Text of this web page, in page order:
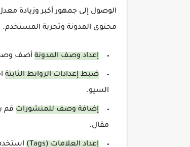
الوصول إلى جمهور أكبر وزيادة
محتوى المدونة وتجربة المستخدم.
إعداد وصف المدونة أضف
ضبط إعدادات الروابط الثابتة
السيو.
إضافة وصف للمنشورات قم
مقال.
إعداد العلامات (Tags)